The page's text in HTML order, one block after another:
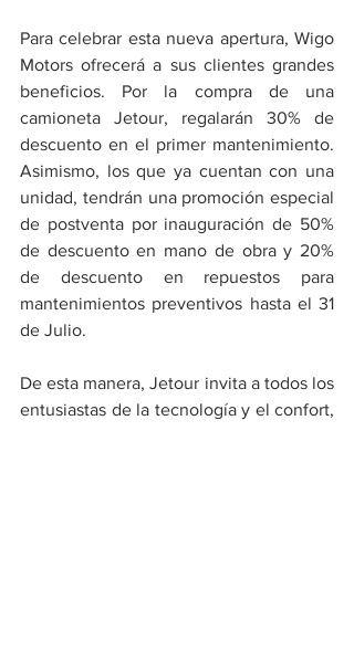
Para celebrar esta nueva apertura, Wigo
Motors ofrecerá a sus clientes grandes
beneficios. Por la compra de una
camioneta Jetour, regalarán 30% de
descuento en el primer mantenimiento.
Asimismo, los que ya cuentan con una
unidad, tendrán una promoción especial
de postventa por inauguración de 50%
de descuento en mano de obra y 20%
de descuento en repuestos para
mantenimientos preventivos hasta el 31
de Julio.
De esta manera, Jetour invita a todos los
entusiastas de la tecnología y el confort,